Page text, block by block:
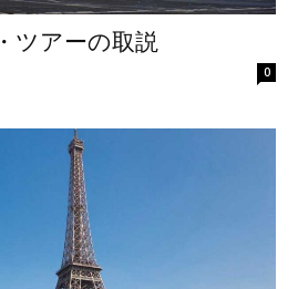
ツアーの取説
0